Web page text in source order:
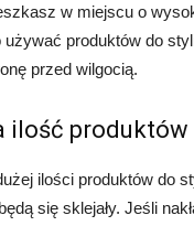
w miejscu o
używać produktów do
przed wilgocią.
ilość
ilości produktów do
się sklejały. Jeśli